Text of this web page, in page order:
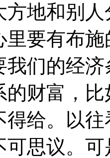
方地和别
里要有布
我们的经
的财富，
得给。以
可思议。